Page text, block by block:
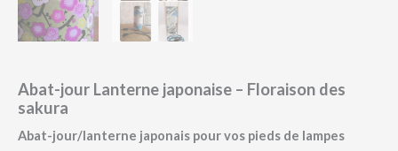
Abat-jour Lanterne japonaise – Floraison des
sakura
Abat-jour/lanterne japonais pour vos pieds de lampes